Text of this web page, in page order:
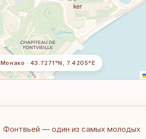
Mонако · 43.7271°N, 7.4205°E
Фонтвьей — один из самых молодых